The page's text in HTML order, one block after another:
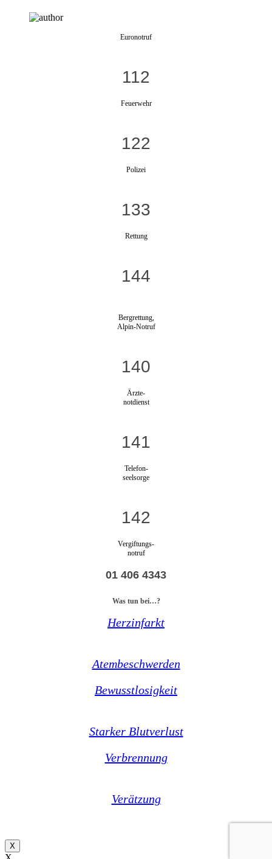
Euronotruf
112
Feuerwehr
122
Polizei
133
Rettung
144
Bergrettung,
Alpin-Notruf
140
Ärzte-
notdienst
141
Telefon-
seelsorge
142
Vergiftungs-
notruf
01 406 4343
Was tun bei…?
Herzinfarkt
Atembeschwerden
Bewusstlosigkeit
Starker Blutverlust
Verbrennung
Verätzung
X